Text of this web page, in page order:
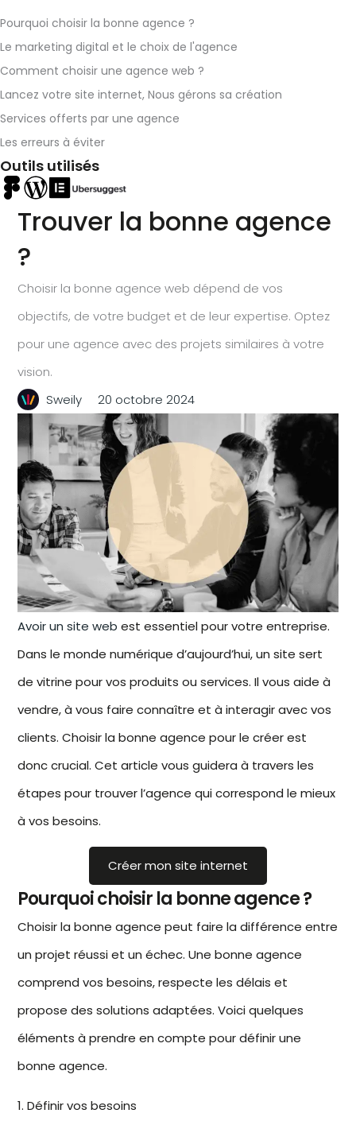
Pourquoi choisir la bonne agence ?
Le marketing digital et le choix de l'agence
Comment choisir une agence web ?
Lancez votre site internet, Nous gérons sa création
Services offerts par une agence
Les erreurs à éviter
Outils utilisés
Trouver la bonne agence
?
Choisir la bonne agence web dépend de vos
objectifs, de votre budget et de leur expertise. Optez
pour une agence avec des projets similaires à votre
vision.
Sweily
20 octobre 2024
Avoir un site web est essentiel pour votre entreprise.
Dans le monde numérique d’aujourd’hui, un site sert
de vitrine pour vos produits ou services. Il vous aide à
vendre, à vous faire connaître et à interagir avec vos
clients. Choisirla bonne agence pour le créer est
donc crucial. Cet article vous guidera à travers les
étapes pour trouver l’agence qui correspond le mieux
à vos besoins.
Créer mon site internet
Pourquoi choisir la bonne agence ?
Choisirla bonne agence peut faire la différence entre
un projet réussi et un échec. Une bonne agence
comprend vos besoins, respecte les délais et
propose des solutions adaptées. Voici quelques
éléments à prendre en compte pour définir une
bonne agence.
1. Définir vos besoins